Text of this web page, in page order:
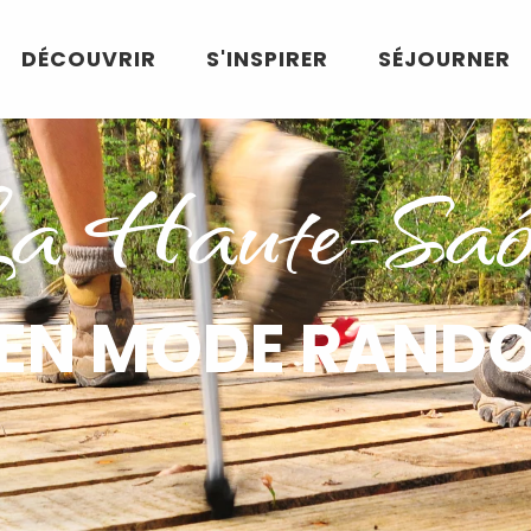
DÉCOUVRIR S'INSPIRER SÉJOURNER
Haute-
MODE